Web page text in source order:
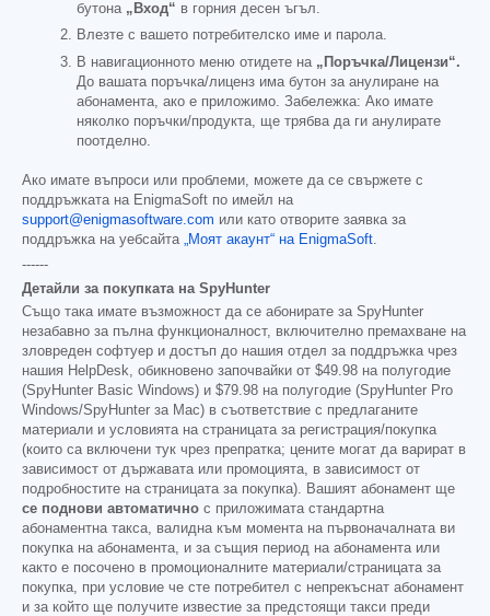
бутона „Вход“ в горния десен ъгъл.
Влезте с вашето потребителско име и парола.
В навигационното меню отидете на „Поръчка/Лицензи“.
До вашата поръчка/лиценз има бутон за анулиране на
абонамента, ако е приложимо. Забележка: Ако имате
няколко поръчки/продукта, ще трябва да ги анулирате
поотделно.
Ако имате въпроси или проблеми, можете да се свържете с
поддръжката на EnigmaSoft по имейл на
support@enigmasoftware.com или като отворите заявка за
поддръжка на уебсайта
„Моят акаунт“ на EnigmaSoft
------
Детайли за покупката на SpyHunter
Също така имате възможност да се абонирате за SpyHunter
незабавно за пълна функционалност, включително премахване на
зловреден софтуер и достъп до нашия отдел за поддръжка чрез
нашия HelpDesk, обикновено започвайки от $49.98 на полугодие
(SpyHunter Basic Windows) и $79.98 на полугодие (SpyHunter Pro
Windows/SpyHunter за Mac) в съответствие с предлаганите
материали и условията на страницата за регистрация/покупка
(които са включени тук чрез препратка; цените могат да варират в
зависимост от държавата или промоцията, в зависимост от
подробностите на страницата за покупка). Вашият абонамент ще
се поднови автоматично с приложимата стандартна
абонаментна такса, валидна към момента на първоначалната ви
покупка на абонамента, и за същия период на абонамента или
както е посочено в промоционалните материали/страницата за
покупка, при условие че сте потребител с непрекъснат абонамент
и за който ще получите известие за предстоящи такси преди